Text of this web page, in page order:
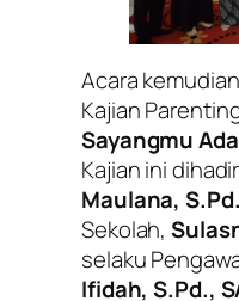
Acara
Kajian
Sayangmu
Kajian ini
Maulana,
Sekolah,
selaku
Ifidah, S.Pd.,